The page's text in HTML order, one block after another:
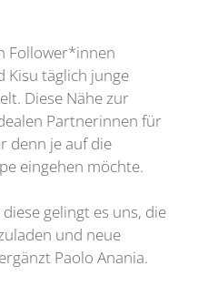
Follower*innen
Kisu täglich junge
Diese Nähe zur
Partnerinnen für
denn je auf die
eingehen möchte.
gelingt es uns, die
und neue
Paolo Anania.